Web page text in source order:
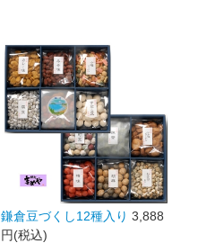
鎌倉豆づくし12種入り 3,888
円(税込)